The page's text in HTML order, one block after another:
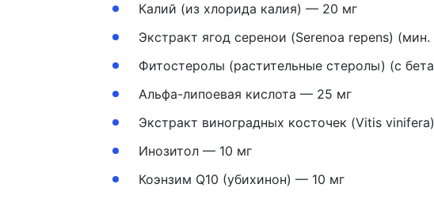
Калий (из хлорида калия) — 20 мг
Экстракт ягод серенои (Serenoa repens)
Фитостеролы (растительные стеролы) (с
Альфа-липоевая кислота — 25 мг
Экстракт виноградных косточек (Vitis
Инозитол — 10 мг
Коэнзим Q10 (убихинон) — 10 мг